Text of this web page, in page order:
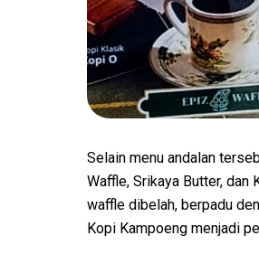
Selain menu andalan
Waffle, Srikaya Butter, dan
waffle dibelah, berpadu
Kopi Kampoeng menjadi